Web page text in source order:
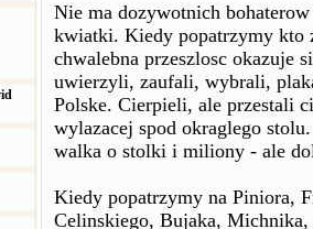
Nie ma dozywotnich
kwiatki. Kiedy popatrzymy kto
chwalebna przeszlosc okazuje
uwierzyli, zaufali, wybrali,
Polske. Cierpieli, ale przestali
wylazacej spod okraglego
walka o stolki i miliony - ale
Kiedy popatrzymy na Piniora,
Celinskiego, Bujaka, Michnika,